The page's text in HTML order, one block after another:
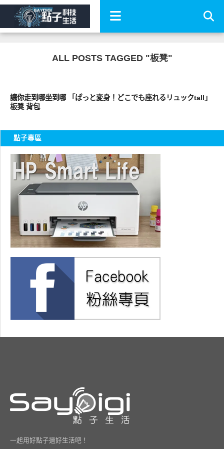
ALL POSTS TAGGED "板凳"
讓你走到哪坐到哪 「ぱっと変身！どこでも座れるリュックtall」
板凳 背包
點子專區
一起用好點子過好生活吧！